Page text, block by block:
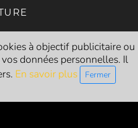
: 10h-22h
22h
à objectif publicitaire ou
données personnelles. Il
En savoir plus Fermer